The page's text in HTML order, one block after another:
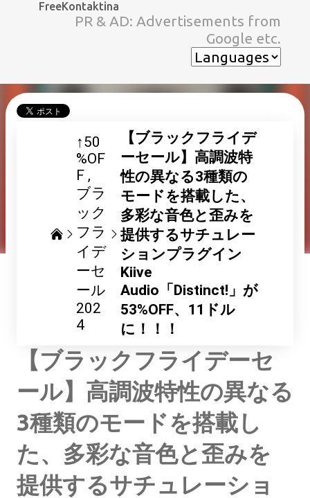
スキップしてメイン コンテンツに移動
FreeKontaktina
PR & AD: Advertisements from
Google etc.
↑50
%OF
F
ブラ
ック
フラ
イデ
ーセ
ール
202
4
【ブラックフライデ
ーセール】高調波特
性の異なる3種類の
モードを搭載した、
多彩な音色と歪みを
提供するサチュレー
ションプラグイン
Kiive
Audio「Distinct!」が
53%OFF、11ドル
に！！！
【ブラックフライデーセ
ール】高調波特性の異なる
3種類のモードを搭載し
た、多彩な音色と歪みを
提供するサチュレーショ